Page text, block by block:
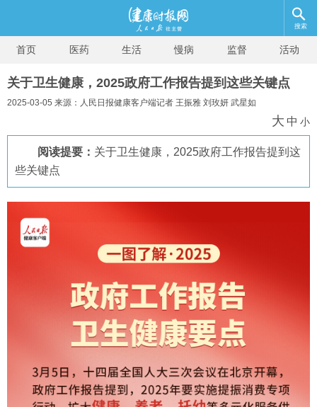
搜索
首页 医药 生活 慢病 监督 活动
关于卫生健康，2025政府工作报告提到这些关键点
2025-03-05 来源：人民日报健康客户端记者 王振雅 刘玫妍 武星如
大 中 小
阅读提要： 关于卫生健康，2025政府工作报告提到这
些关键点